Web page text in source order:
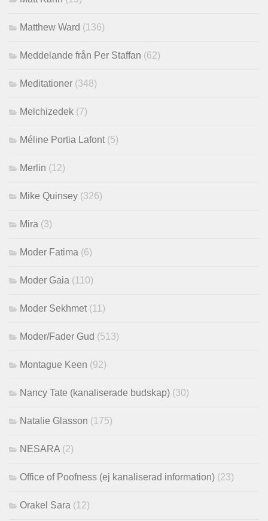
Matthew Ward (136)
Meddelande från Per Staffan (62)
Meditationer (348)
Melchizedek (7)
Méline Portia Lafont (5)
Merlin (12)
Mike Quinsey (326)
Mira (3)
Moder Fatima (6)
Moder Gaia (110)
Moder Sekhmet (11)
Moder/Fader Gud (513)
Montague Keen (92)
Nancy Tate (kanaliserade budskap) (30)
Natalie Glasson (175)
NESARA (2)
Office of Poofness (ej kanaliserad information) (23)
Orakel Sara (12)